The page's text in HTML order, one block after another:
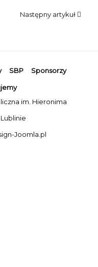
Następny artykuł
SBP Sponsorzy
im. Hieronima
Joomla.pl